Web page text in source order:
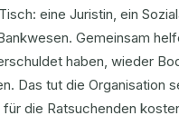
eine Juristin, ein
Gemeinsam
haben, wieder
Das tut die Organisation
die Ratsuchenden